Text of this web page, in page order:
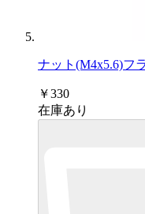
ナット(M4x5.6)フ
￥330
在庫あり